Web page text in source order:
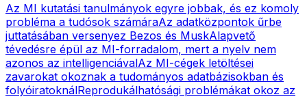
Az MI kutatási tanulmányok egyre jobbak, és ez komoly
probléma a tudósok számáraAz adatközpontok űrbe
juttatásában versenyez Bezos és MuskAlapvető
tévedésre épül az MI-forradalom, mert a nyelv nem
azonos az intelligenciávalAz MI-cégek letöltései
zavarokat okoznak a tudományos adatbázisokban és
folyóiratoknálReprodukálhatósági problémákat okoz az